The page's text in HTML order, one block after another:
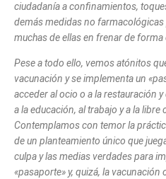
ciudadanía a confinamientos,
demás medidas no farmacológicas
muchas de ellas en frenar de
Pese a todo ello, vemos atónitos
vacunación y se implementa un
acceder al ocio o a la restauración
a la educación, al trabajo y a la
Contemplamos con temor la
de un planteamiento único que
culpa y las medias verdades para
«pasaporte» y, quizá, la vacunación